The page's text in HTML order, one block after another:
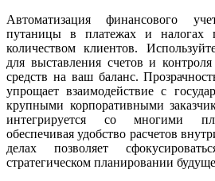
Автоматизация финансового
путаницы в платежах и налогах
количеством клиентов.
для выставления счетов и
средств на ваш баланс.
упрощает взаимодействие с
крупными корпоративными
интегрируется со многими
обеспечивая удобство расчетов
делах позволяет
стратегическом планировании